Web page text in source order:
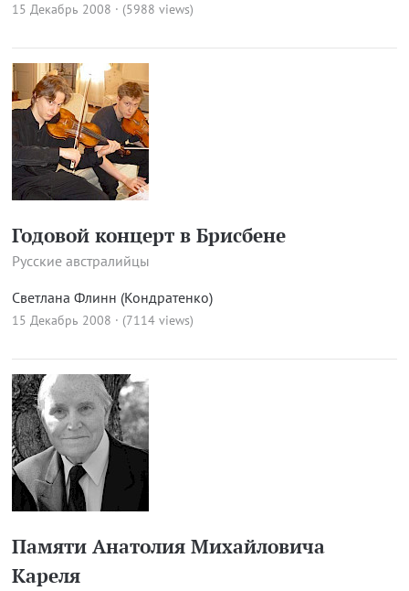
15 Декабрь 2008 · (5988 views)
Годовой концерт в Брисбене
Русские австралийцы
Светлана Флинн (Кондратенко)
15 Декабрь 2008 · (7114 views)
Памяти Анатолия Михайловича
Кареля